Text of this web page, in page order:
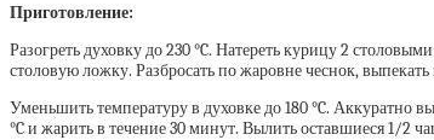
Приготовление:
Разогреть духовку до 230 °C. Натереть курицу 2
столовую ложку. Разбросать по жаровне чеснок, выпекать
Уменьшить температуру в духовке до 180 °C. Аккуратно
°C и жарить в течение 30 минут. Вылить оставшиеся 1/2